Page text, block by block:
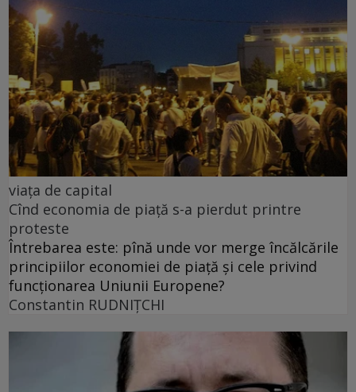
viața de capital
Cînd economia de piață s-a pierdut printre
proteste
Întrebarea este: pînă unde vor merge încălcările
principiilor economiei de piață și cele privind
funcționarea Uniunii Europene?
Constantin RUDNIŢCHI